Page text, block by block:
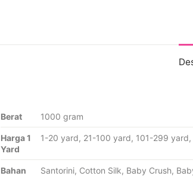
Berat 1000 gram
Harga 1
Yard
1-20 yard, 21-100 yard, 101-299
Bahan
Santorini, Cotton Silk, Baby Crush,